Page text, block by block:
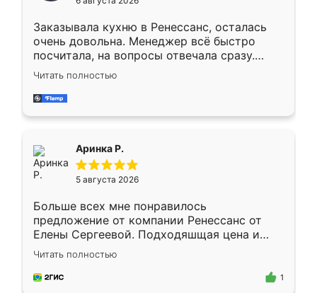
мебели буду заказывать только здесь.
Заказывала кухню в Ренессанс, осталась
очень довольна. Менеджер всё быстро
посчитала, на вопросы отвечала сразу.
Замерщик приехал в субботу, подошёл к
делу со всей ответственностью. Собрали
за день, ребята работали аккуратно, даже
Читать полностью
Аринка Р.
5 августа 2026
Больше всех мне понравилось
предложение от компании Ренессанс от
Елены Сергеевой. Подходяшщая цена и
короткие сроки изготовления. Приехавший
для замера сотрудник Владислав
предложил по моему эскизу самый
Читать полностью
1